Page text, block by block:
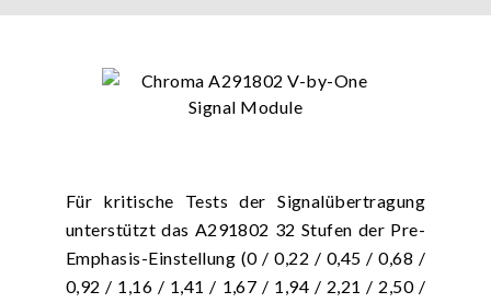
Für kritische Tests der Signalübertragung
unterstützt das A291802 32 Stufen der Pre-
Emphasis-Einstellung (0 / 0,22 / 0,45 / 0,68 /
0,92 / 1,16 / 1,41 / 1,67 / 1,94 / 2,21 / 2,50 /